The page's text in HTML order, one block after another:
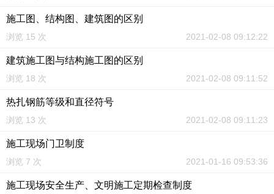
施工图、结构图、建筑图的区别
浏览 15 次 2021-02-08 09:12:22
建筑施工图与结构施工图的区别
浏览 18 次 2021-02-08 09:11:52
热扎钢筋等级和直径符号
浏览 13 次 2021-02-08 09:11:23
施工现场门卫制度
浏览 7 次 2021-01-16 09:53:36
施工现场安全生产、文明施工定期检查制度